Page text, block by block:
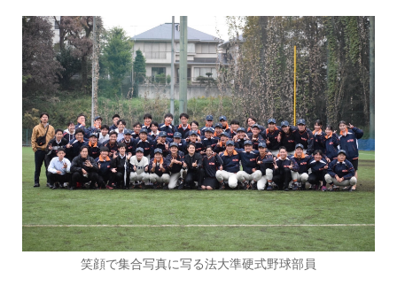
笑顔で集合写真に写る法大準硬式野球部員